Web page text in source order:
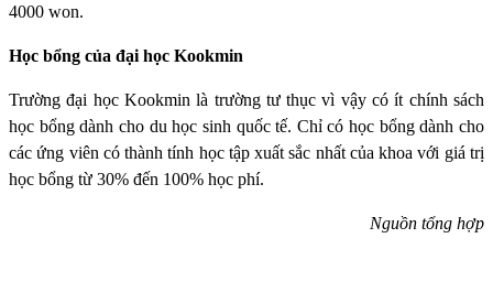
4000 won.
Học bổng của đại học Kookmin
Trường đại học Kookmin là trường tư thục vì vậy có ít chính sách
học bổng dành cho du học sinh quốc tế. Chỉ có học bổng dành cho
các ứng viên có thành tính học tập xuất sắc nhất của khoa với giá trị
học bổng từ 30% đến 100% học phí.
Nguồn tổng hợp